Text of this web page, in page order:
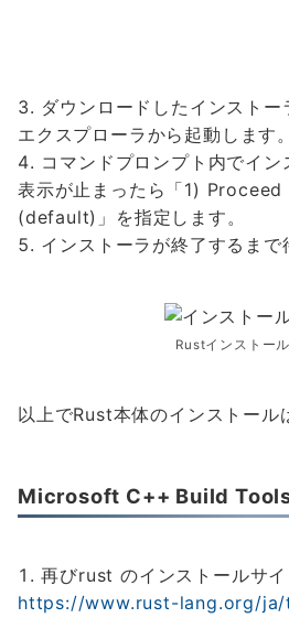
ダウンロードしたインスト
エクスプローラから起動します。
コマンドプロンプト内でイン
表示が止まったら「1)
(default)」を指定します。
インストーラが終了するまで
Rustインストー
以上でRust本体のインストール
Microsoft C++ Build Tools
再びrust のインストールサ
https://www.rust-lang.org/